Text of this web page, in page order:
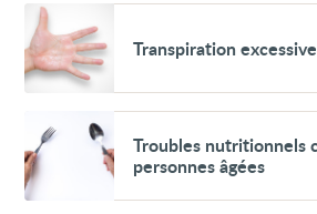
Voir
Transpiration
excessive
(hyperhidrose)
Transpiration
Troubles
nutritionnels
chez
les
Troubles nutritionnels
personnes âgées